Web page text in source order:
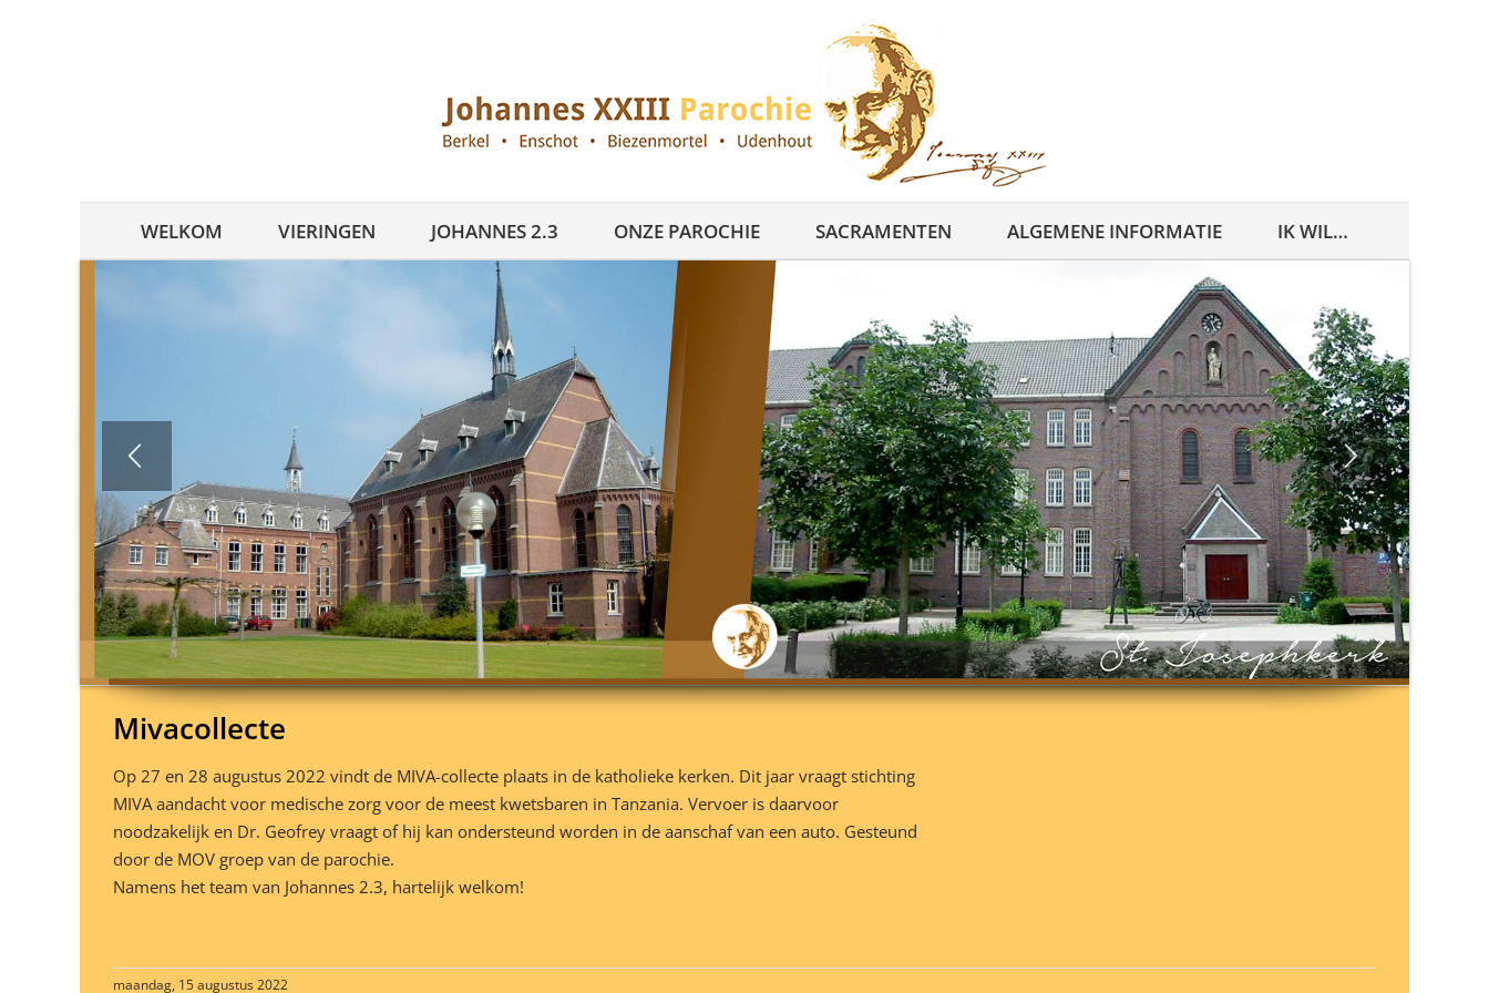
WELKOM VIERINGEN JOHANNES 2.3 ONZE PAROCHIE SACRAMENTEN ALGEMENE INFORMATIE IK WIL…
Mivacollecte
Op 27 en 28 augustus 2022 vindt de MIVA-collecte plaats in de katholieke kerken. Dit jaar vraagt stichting
MIVA aandacht voor medische zorg voor de meest kwetsbaren in Tanzania. Vervoer is daarvoor
noodzakelijk en Dr. Geofrey vraagt of hij kan ondersteund worden in de aanschaf van een auto. Gesteund
door de MOV groep van de parochie.
Namens het team van Johannes 2.3, hartelijk welkom!
maandag, 15 augustus 2022